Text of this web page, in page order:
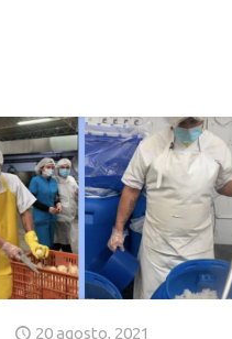
20 agosto, 2021